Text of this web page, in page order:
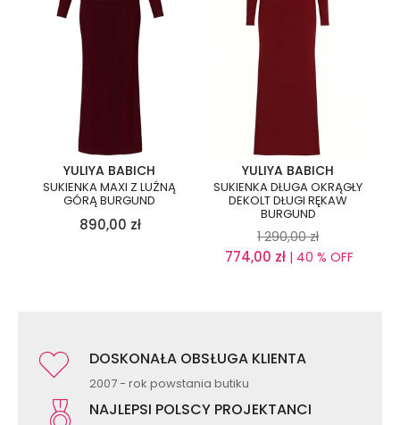
YULIYA BABICH
SUKIENKA MAXI Z LUŹNĄ
GÓRĄ BURGUND
890,00 zł
YULIYA BABICH
SUKIENKA DŁUGA OKRĄGŁY
DEKOLT DŁUGI RĘKAW
BURGUND
1 290,00 zł
774,00 zł | 40 % OFF
DOSKONAŁA OBSŁUGA KLIENTA
2007 - rok powstania butiku
NAJLEPSI POLSCY PROJEKTANCI